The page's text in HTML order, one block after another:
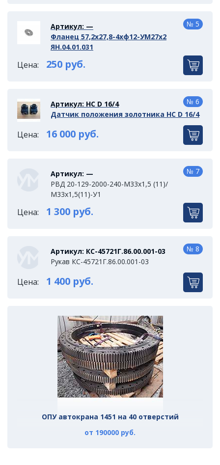
Артикул: —
Фланец 57,2х27,8-4хф12-УМ27х2
ЯН.04.01.031
Цена: 250 руб.
№ 5
Артикул: HC D 16/4
Датчик положения золотника HC D 16/4
Цена: 16 000 руб.
№ 6
Артикул: —
РВД 20-129-2000-240-М33х1,5 (11)/
М33х1,5(11)-У1
Цена: 1 300 руб.
№ 7
Артикул: КС-45721Г.86.00.001-03
Рукав КС-45721Г.86.00.001-03
Цена: 1 400 руб.
№ 8
ОПУ автокрана 1451 на 40 отверстий
от 190000 руб.